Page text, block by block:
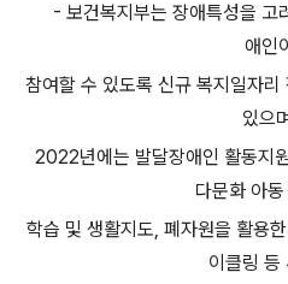
- 보건복지부는 장애특성을 고
애인이
참여할 수 있도록 신규 복지일자
있으
2022년에는 발달장애인 활동지
다문화 아
학습 및 생활지도, 폐자원을 활용
이클링 등